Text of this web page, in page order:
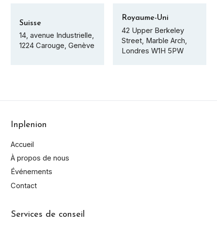
Suisse
14, avenue Industrielle,
1224 Carouge, Genève
Royaume-Uni
42 Upper Berkeley
Street, Marble Arch,
Londres W1H 5PW
Inplenion
Accueil
À propos de nous
Événements
Contact
Services de conseil